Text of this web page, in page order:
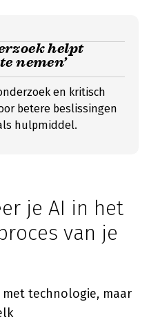
helpt
nemen’
en kritisch
betere beslissingen
hulpmiddel.
je AI in het
van je
technologie, maar